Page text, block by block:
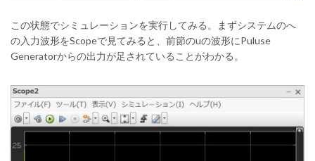
この状態でシミュレーションを実行してみる。まずシステムのへ
の入力波形をScopeで見てみると、前節のuの波形にPuluse
Generatorからの出力が足されていることがわかる。